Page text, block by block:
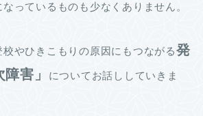
っているものも少なくありません。
やひきこもりの原因にもつながる発
害」
についてお話ししていきま